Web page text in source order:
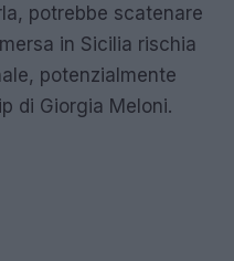
potrebbe scatenare
in Sicilia rischia
potenzialmente
di Giorgia Meloni.